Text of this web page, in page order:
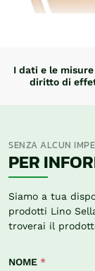
I dati e le
diritto di
SENZA ALCUN
PER
Siamo a tua
prodotti Lino
troverai il
NOME *